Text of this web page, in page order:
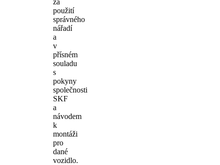
použití
správného
nářadí
a
v
přísném
souladu
s
pokyny
společnosti
SKF
a
návodem
k
montáži
pro
dané
vozidlo.